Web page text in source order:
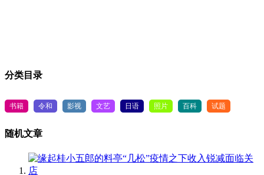
分类目录
书籍 令和 影视 文艺 日语 照片 百科 试题
随机文章